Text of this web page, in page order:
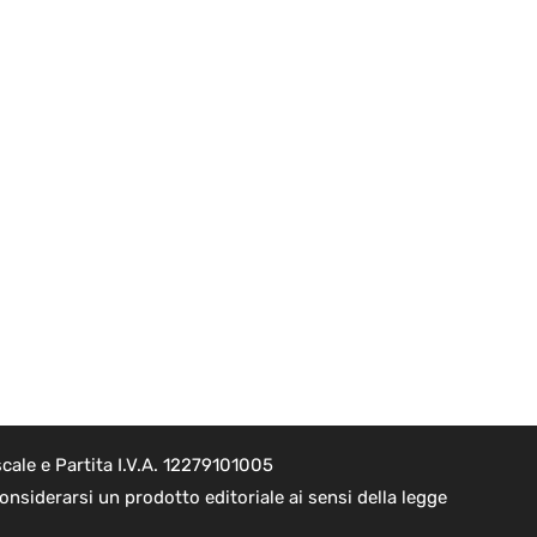
e Partita I.V.A. 12279101005
un prodotto editoriale ai sensi della legge